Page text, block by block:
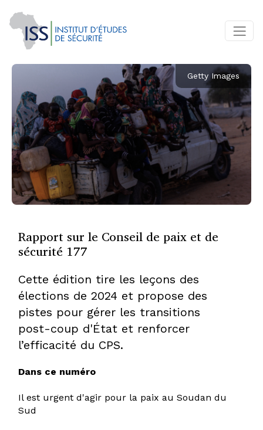
Getty Images
Rapport sur le Conseil de paix et de
sécurité 177
Cette édition tire les leçons des
élections de 2024 et propose des
pistes pour gérer les transitions
post-coup d'État et renforcer
l’efficacité du CPS.
Dans ce numéro
Il est urgent d'agir pour la paix au Soudan du
Sud